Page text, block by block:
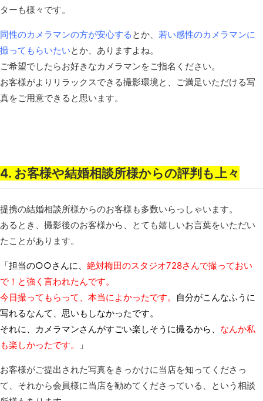
ターも様々です。
同性のカメラマンの方が安心する とか、 若い感性のカメラマンに
撮ってもらいたいとか、ありますよね。
ご希望でしたらお好きなカメラマンをご指名ください。
お客様がよりリラックスできる撮影環境と、ご満足いただける写
真をご用意できると思います。
4. お客様や結婚相談所様からの評判も上々
提携の結婚相談所様からのお客様も多数いらっしゃいます。
あるとき、撮影後のお客様から、とても嬉しいお言葉をいただい
たことがあります。
「担当の○○さんに、 絶対梅田のスタジオ728さんで撮っておい
で！と強く言われたんです。
今日撮ってもらって、本当によかったです。
自分がこんなふうに
写れるなんて、思いもしなかったです。
それに、カメラマンさんがすごい楽しそうに撮るから、 なんか私
も楽しかったです。
」
お客様がご提出された写真をきっかけに当店を知ってくださっ
て、それから会員様に当店を勧めてくださっている、という相談